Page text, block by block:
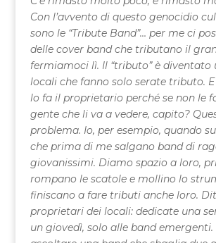
Con l’avvento di questo genocidio
sono le “Tribute Band”… per me ci
delle cover band che tributano il
fermiamoci lì. Il “tributo” è diventato
locali che fanno solo serate tributo.
lo fa il proprietario perché se non le
gente che li va a vedere, capito?
problema. Io, per esempio, quando
che prima di me salgano band di
giovanissimi. Diamo spazio a loro,
rompano le scatole e mollino lo
finiscano a fare tributi anche loro.
proprietari dei locali: dedicate una
un giovedì, solo alle band